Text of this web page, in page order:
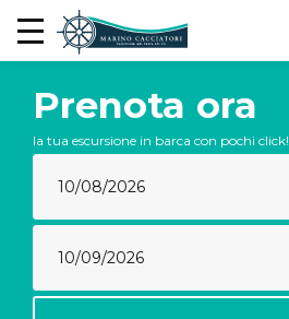
Prenota ora
la tua escursione in barca con pochi click!